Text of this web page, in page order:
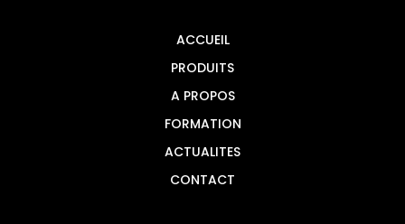
ACCUEIL
PRODUITS
A PROPOS
FORMATION
ACTUALITES
CONTACT